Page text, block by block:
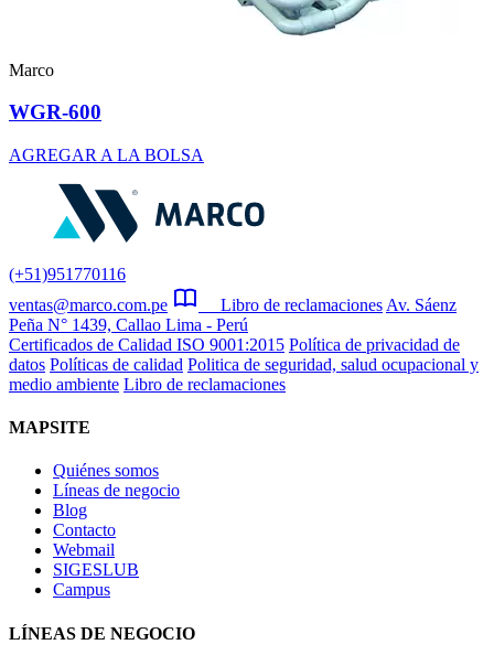
Marco
WGR-600
AGREGAR A LA BOLSA
(+51)951770116
ventas@marco.com.pe
Libro de reclamaciones Av. Sáenz
Peña N° 1439, Callao Lima - Perú
Certificados de Calidad ISO 9001:2015 Política de privacidad de
datos Políticas de calidad Politica de seguridad, salud ocupacional y
medio ambiente Libro de reclamaciones
MAPSITE
Quiénes somos
Líneas de negocio
Blog
Contacto
Webmail
SIGESLUB
Campus
LÍNEAS DE NEGOCIO